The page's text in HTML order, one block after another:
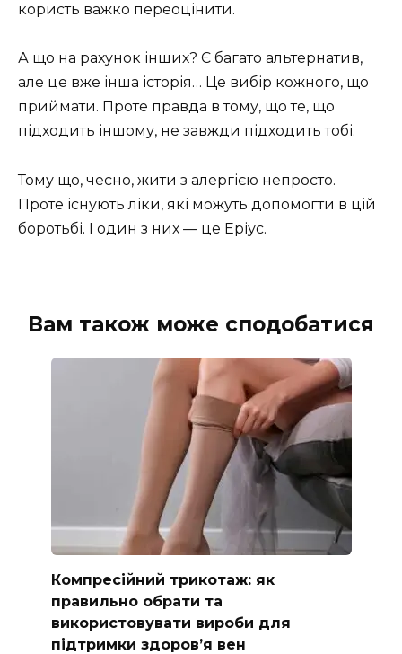
користь важко переоцінити.
А що на рахунок інших? Є багато альтернатив,
але це вже інша історія… Це вибір кожного, що
приймати. Проте правда в тому, що те, що
підходить іншому, не завжди підходить тобі.
Тому що, чесно, жити з алергією непросто.
Проте існують ліки, які можуть допомогти в цій
боротьбі. І один з них — це Еріус.
Вам також може сподобатися
Компресійний трикотаж: як
правильно обрати та
використовувати вироби для
підтримки здоров’я вен